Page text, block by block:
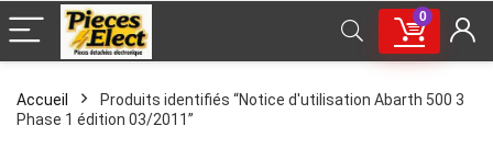
0
Accueil
Produits identifiés “Notice d'utilisation Abarth 500 3
Phase 1 édition 03/2011”